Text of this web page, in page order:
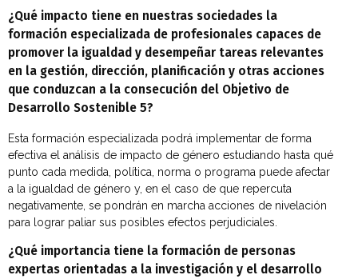
¿Qué impacto tiene en nuestras sociedades la
formación especializada de profesionales capaces de
promover la igualdad y desempeñar tareas relevantes
en la gestión, dirección, planificación y otras acciones
que conduzcan a la consecución del Objetivo de
Desarrollo Sostenible 5?
Esta formación especializada podrá implementar de forma
efectiva el análisis de impacto de género estudiando hasta qué
punto cada medida, política, norma o programa puede afectar
a la igualdad de género y, en el caso de que repercuta
negativamente, se pondrán en marcha acciones de nivelación
para lograr paliar sus posibles efectos perjudiciales.
¿Qué importancia tiene la formación de personas
expertas orientadas a la investigación y el desarrollo